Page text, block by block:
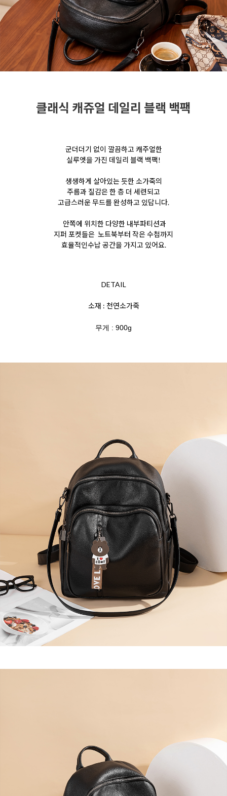
클래식 캐쥬얼 데일리 블랙 백팩
군더더기 없이 깔끔하고 캐주얼한
실루엣을 가진 데일리 블랙 백팩!
생생하게 살아있는 듯한 소가죽의
주름과 질감은 한 층 더 세련되고
고급스러운 무드를 완성하고 있답니다.
안쪽에 위치한 다양한 내부파티션과
지퍼 포켓들은 노트북부터 작은 수첩까지
효율적인수납 공간을 가지고 있어요.
DETAIL
소재 : 천연소가죽
무게 : 900g